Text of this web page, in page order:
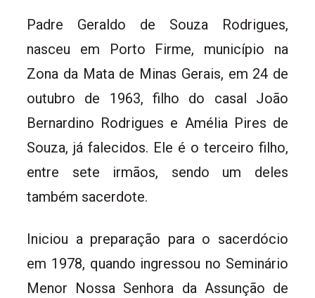
Padre Geraldo de Souza Rodrigues,
nasceu em Porto Firme, município na
Zona da Mata de Minas Gerais, em 24 de
outubro de 1963, filho do casal João
Bernardino Rodrigues e Amélia Pires de
Souza, já falecidos. Ele é o terceiro filho,
entre sete irmãos, sendo um deles
também sacerdote.
Iniciou a preparação para o sacerdócio
em 1978, quando ingressou no Seminário
Menor Nossa Senhora da Assunção de